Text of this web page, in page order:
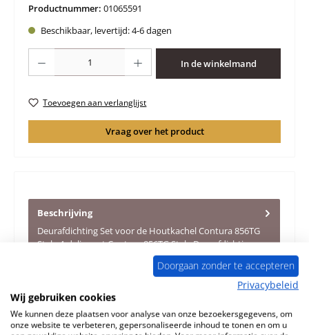
Productnummer: 01065591
Beschikbaar, levertijd: 4-6 dagen
In de winkelmand
Toevoegen aan verlanglijst
Vraag over het product
Beschrijving
Deurafdichting Set voor de Houtkachel Contura 856TG
Style 4-delige set Contura 856TG Style Deurafdichting
Informatie over productveiligheid
Doorgaan zonder te accepteren
Privacybeleid
Wij gebruiken cookies
We kunnen deze plaatsen voor analyse van onze bezoekersgegevens, om
onze website te verbeteren, gepersonaliseerde inhoud te tonen en om u